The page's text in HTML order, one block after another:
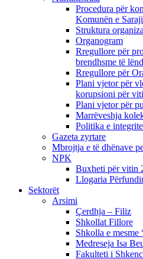
Procedura për
Komunën e
Struktura
Organogram
Rregullore për
brendhsme të
Rregullore për
Plani vjetor për
korupsioni për
Plani vjetor për
Marrëveshja
Politika e
Gazeta zyrtare
Mbrojtja e të dhënave
NPK
Buxheti për vitin
Llogaria
Sektorët
Arsimi
Çerdhja – Filiz
Shkollat Fillore
Shkolla e mesme
Medreseja Isa
Fakulteti i